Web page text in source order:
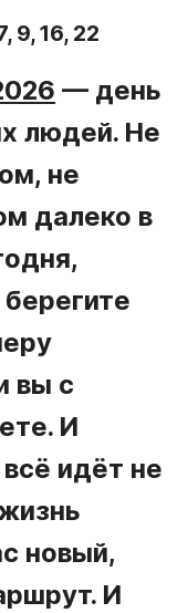
9, 16, 22
— день
людей. Не
не
далеко в
вы с
И
идёт не
новый,
И